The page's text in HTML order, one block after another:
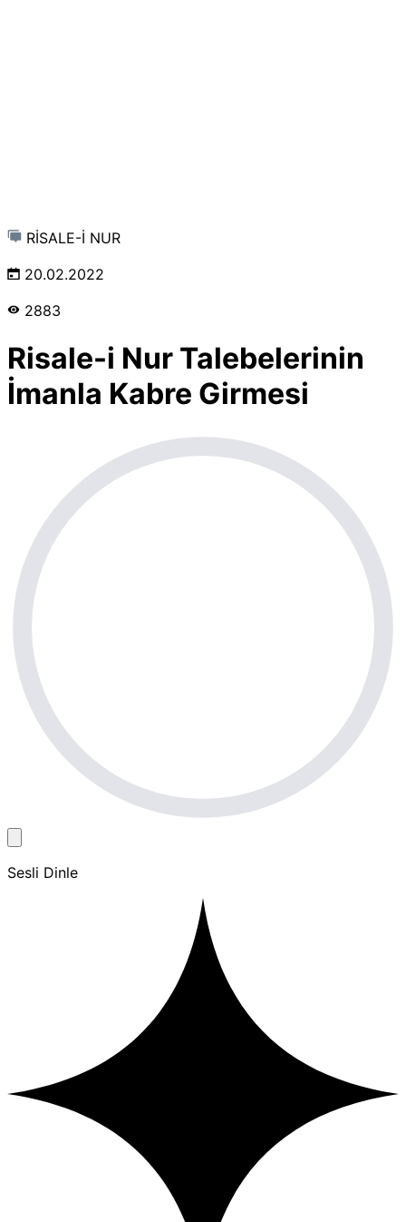
RİSALE-İ NUR
20.02.2022
2883
Risale-i Nur Talebelerinin
İmanla Kabre Girmesi
Sesli Dinle